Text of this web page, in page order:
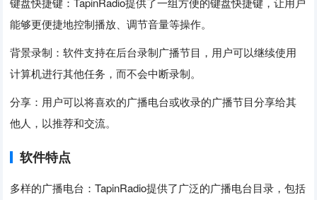
能够更便捷地控制播放、调节音量等操作。
背景录制：软件支持在后台录制广播节目，用户可以继续使用
计算机进行其他任务，而不会中断录制。
分享：用户可以将喜欢的广播电台或收录的广播节目分享给其
他人，以推荐和交流。
软件特点
多样的广播电台：TapinRadio提供了广泛的广播电台目录，包括